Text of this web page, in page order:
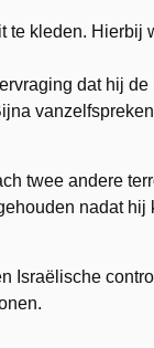
te kleden. Hierbij
dat hij
twee andere
nadat hij
Israëlische